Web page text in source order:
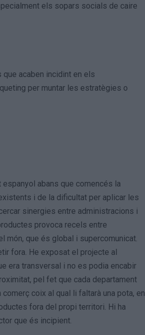
els sopars socials de caire
acaben incidint en els
per muntar les estratègies o
abans que comencés la
i de la dificultat per aplicar les
sinergies entre administracions i
provoca recels entre
món, que és global i supercomunicat.
fora. He exposat el projecte al
era transversal i no es podia encabir
pel fet que cada departament
coix al qual li faltarà una pota, en
fora del propi territori. Hi ha
que és incipient.